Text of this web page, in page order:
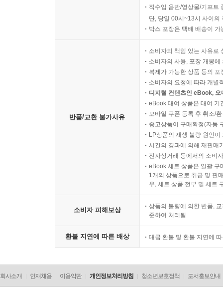
직수입 음반/영상물/기프트
단, 당일 00시~13시 사이의
박스 포장은 택배 배송이
반품/교환 불가사유
소비자의 책임 있는 사유로
소비자의 사용, 포장 개봉
복제가 가능한 상품 등의
소비자의 요청에 따라 개별
디지털 컨텐츠인 eBook,
eBook 대여 상품은 대여 기
모바일 쿠폰 등록 후 취소/
중고상품이 구매확정(자동
LP상품의 재생 불량 원인
시간의 경과에 의해 재판매
전자상거래 등에서의 소비
eBook 세트 상품은 일괄 구
1개의 상품으로 취급 및 판
우, 세트 상품 전부 및 세트
소비자 피해보상
상품의 불량에 의한 반품,
준하여 처리됨
환불 지연에 따른 배상 대금 환불 및 환불 지연에
회사소개 인재채용 이용약관 개인정보처리방침 청소년보호정책 도서홍보안내